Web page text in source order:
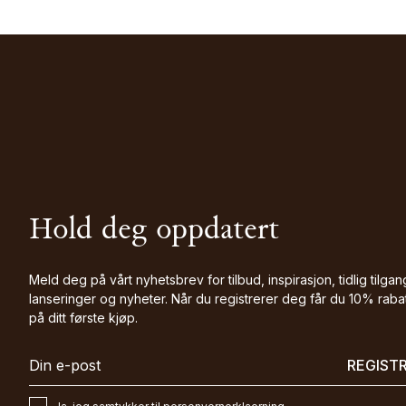
Hold deg oppdatert
Meld deg på vårt nyhetsbrev for tilbud, inspirasjon, tidlig
lanseringer og nyheter. Når du registrerer deg får du 10%
på ditt første kjøp.